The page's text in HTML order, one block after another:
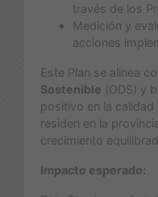
través de los
Medición y
acciones
Este Plan se alinea
Sostenible (ODS) y
positivo en la
residen en la
crecimiento
Impacto esperado: